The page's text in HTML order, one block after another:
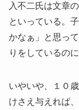
入不二氏は文章
といっている。
かなぁ」と思っ
りをしているの
いやいや、１０
けさえ与えれば